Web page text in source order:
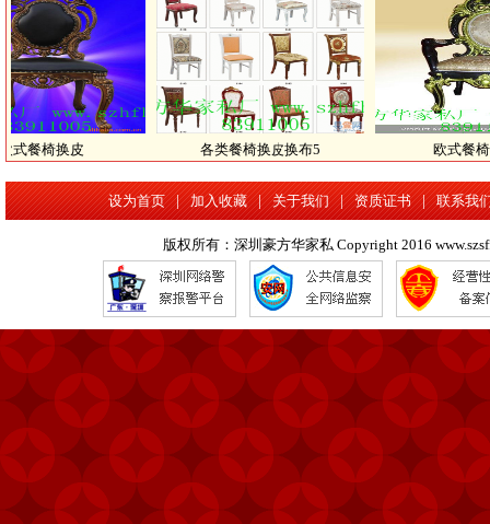
各类餐椅换皮换布5
设为首页 | 加入收藏 | 关于我们 | 资质证书 | 联系我
版权所有：深圳豪方华家私 Copyright 2016